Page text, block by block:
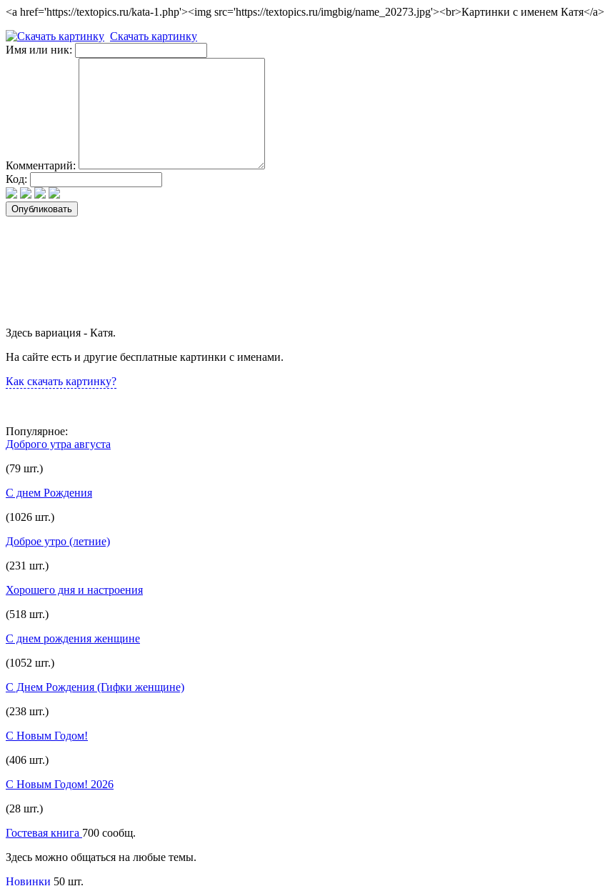
<a href='https://textopics.ru/kata-1.php'><img src='https://textopics.ru/imgbig/name_20273.jpg'><br>Картинки с именем Катя</a>
Скачать картинку
Имя или ник:
Комментарий:
Код:
Здесь вариация - Катя.
На сайте есть и другие бесплатные картинки с именами.
Как скачать картинку?
Популярное:
Доброго утра августа
(79 шт.)
С днем Рождения
(1026 шт.)
Доброе утро (летние)
(231 шт.)
Хорошего дня и настроения
(518 шт.)
С днем рождения женщине
(1052 шт.)
С Днем Рождения (Гифки женщине)
(238 шт.)
С Новым Годом!
(406 шт.)
С Новым Годом! 2026
(28 шт.)
Гостевая книга 700 сообщ.
Здесь можно общаться на любые темы.
Новинки 50 шт.